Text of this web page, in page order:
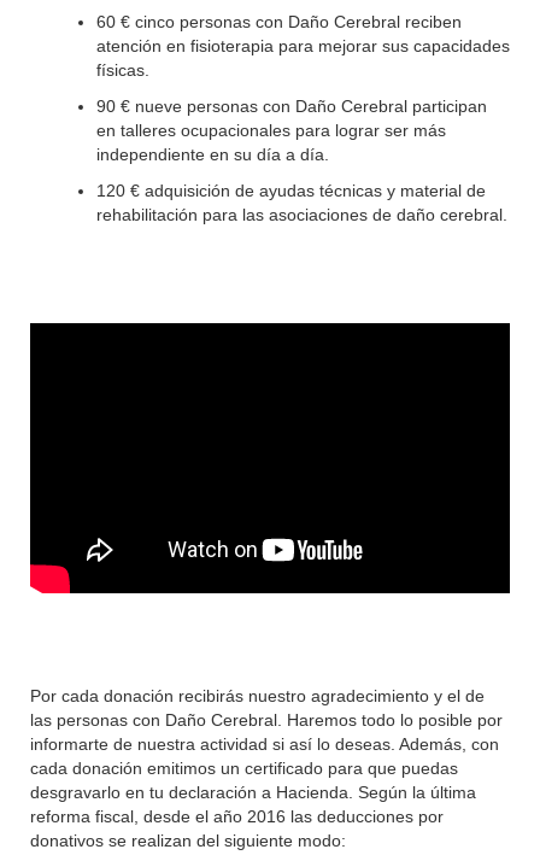
60 € cinco personas con Daño Cerebral reciben
atención en fisioterapia para mejorar sus capacidades
físicas.
90 € nueve personas con Daño Cerebral participan
en talleres ocupacionales para lograr ser más
independiente en su día a día.
120 € adquisición de ayudas técnicas y material de
rehabilitación para las asociaciones de daño cerebral.
Por cada donación recibirás nuestro agradecimiento y el de
las personas con Daño Cerebral. Haremos todo lo posible por
informarte de nuestra actividad si así lo deseas. Además, con
cada donación emitimos un certificado para que puedas
desgravarlo en tu declaración a Hacienda. Según la última
reforma fiscal, desde el año 2016 las deducciones por
donativos se realizan del siguiente modo: